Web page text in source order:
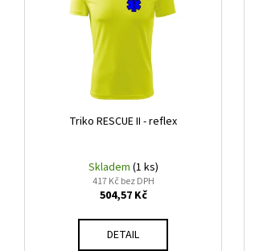
Triko RESCUE II - reflex
Skladem (1 ks)
417 Kč bez DPH
504,57 Kč
DETAIL